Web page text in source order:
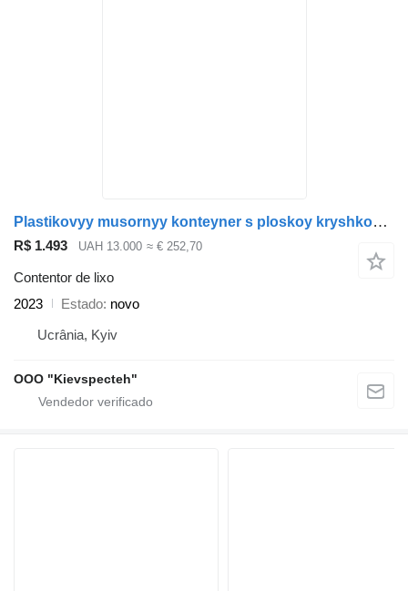
Plastikovyy musornyy konteyner s ploskoy kryshkoy, Germaniya
R$ 1.493 UAH 13.000 ≈ € 252,70
Contentor de lixo
2023
Estado novo
Ucrânia, Kyiv
OOO "Kievspecteh"